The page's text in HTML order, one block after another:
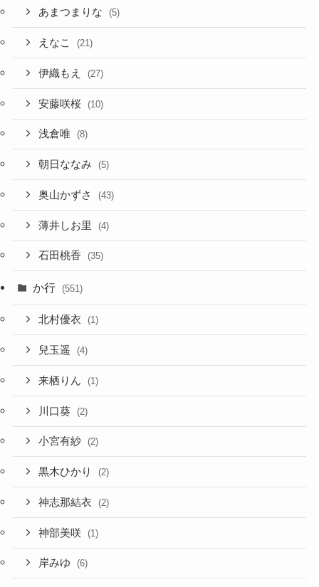
あまつまりな (5)
えなこ (21)
伊織もえ (27)
安藤咲桜 (10)
浅倉唯 (8)
朝日ななみ (5)
奥山かずさ (43)
薄井しお里 (4)
石田桃香 (35)
か行 (551)
北村優衣 (1)
兒玉遥 (4)
来栖りん (1)
川口葵 (2)
小宮有紗 (2)
黒木ひかり (2)
神志那結衣 (2)
神部美咲 (1)
岸みゆ (6)